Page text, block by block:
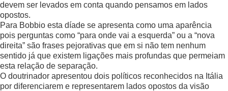
devem ser levados em conta quando pensamos em lados
opostos.
Para Bobbio esta díade se apresenta como uma aparência
pois perguntas como “para onde vai a esquerda” ou a “nova
direita” são frases pejorativas que em si não tem nenhum
sentido já que existem ligações mais profundas que permeiam
esta relação de separação.
O doutrinador apresentou dois políticos reconhecidos na Itália
por diferenciarem e representarem lados opostos da visão